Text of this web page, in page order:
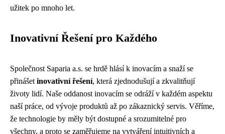
užitek po mnoho let.
Inovativní Řešení pro Každého
Společnost Saparia a.s. se hrdě hlásí k inovacím a snaží se
přinášet inovativní řešení, která zjednodušují a zkvalitňují
životy lidí. Naše oddanost inovacím se odráží v každém aspektu
naší práce, od vývoje produktů až po zákaznický servis. Věříme,
že technologie by měly být dostupné a srozumitelné pro
všechny, a proto se zaměřujeme na vytváření intuitivních a